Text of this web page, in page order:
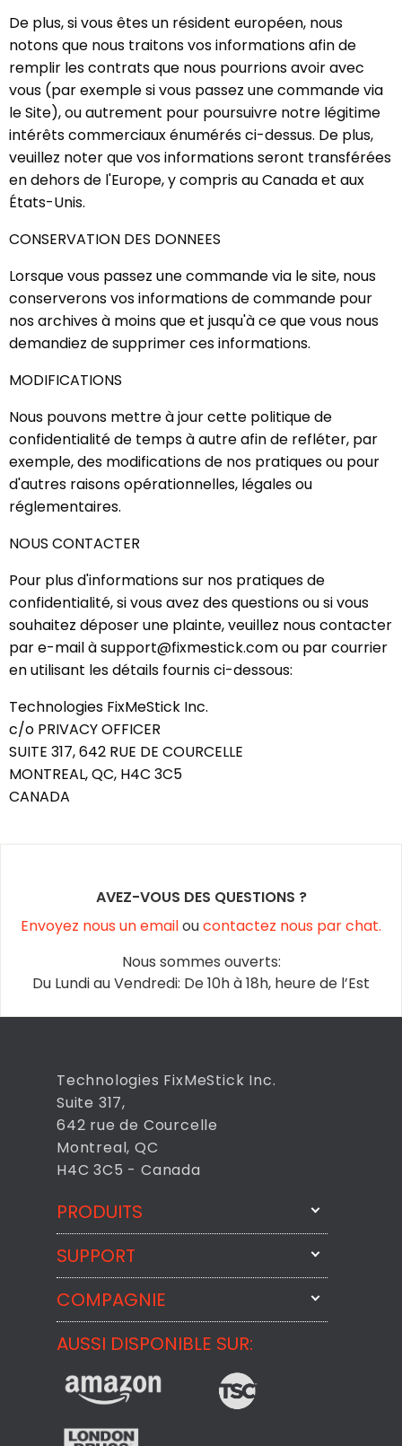
De plus, si vous êtes un résident européen, nous
notons que nous traitons vos informations afin de
remplir les contrats que nous pourrions avoir avec
vous (par exemple si vous passez une commande via
le Site), ou autrement pour poursuivre notre légitime
intérêts commerciaux énumérés ci-dessus. De plus,
veuillez noter que vos informations seront transférées
en dehors de l'Europe, y compris au Canada et aux
États-Unis.
CONSERVATION DES DONNEES
Lorsque vous passez une commande via le site, nous
conserverons vos informations de commande pour
nos archives à moins que et jusqu'à ce que vous nous
demandiez de supprimer ces informations.
MODIFICATIONS
Nous pouvons mettre à jour cette politique de
confidentialité de temps à autre afin de refléter, par
exemple, des modifications de nos pratiques ou pour
d'autres raisons opérationnelles, légales ou
réglementaires.
NOUS CONTACTER
Pour plus d'informations sur nos pratiques de
confidentialité, si vous avez des questions ou si vous
souhaitez déposer une plainte, veuillez nous contacter
par e-mail à support@fixmestick.com ou par courrier
en utilisant les détails fournis ci-dessous:
Technologies FixMeStick Inc.
c/o PRIVACY OFFICER
SUITE 317, 642 RUE DE COURCELLE
MONTREAL, QC, H4C 3C5
CANADA
AVEZ-VOUS DES QUESTIONS ?
Envoyez nous un emailoucontactez nous par chat.
Nous sommes ouverts:
Du Lundi au Vendredi: De 10h à 18h, heure de l’Est
Technologies FixMeStick Inc.
Suite 317,
642 rue de Courcelle
Montreal, QC
H4C 3C5 - Canada
PRODUITS
FixMeStick
BackMeUp
CheckMeMessage
SUPPORT
Contactez-nous par courriel
COMPAGNIE
À propos
Contact
Commentaires des Clients
AUSSI DISPONIBLE SUR: